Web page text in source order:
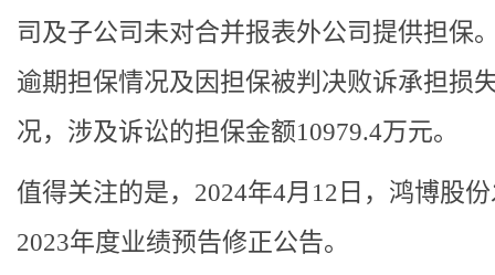
司及子公司未对合并报表外公司提供担保
逾期担保情况及因担保被判决败诉承担损
况，涉及诉讼的担保金额10979.4万元。
值得关注的是，2024年4月12日，鸿博股
2023年度业绩预告修正公告。